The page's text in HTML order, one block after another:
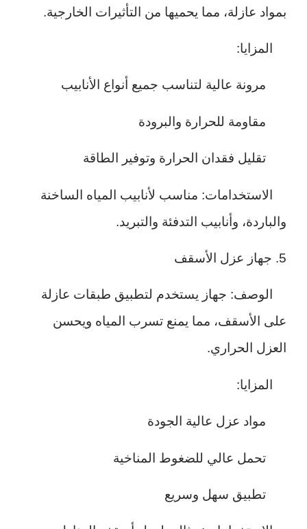
بمواد عازلة، مما يحميها من التأثيرات الخارجية.
المزايا:
مرونة عالية لتناسب جميع أنواع الأنابيب
مقاومة للحرارة والبرودة
تقليل فقدان الحرارة وتوفير الطاقة
الاستخدامات: مناسب لأنابيب المياه الساخنة
والباردة، وأنابيب التدفئة والتبريد.
5. جهاز عزل الأسقف
الوصف: جهاز يستخدم لتطبيق طبقات عازلة
على الأسقف، مما يمنع تسرب المياه ويحسن
العزل الحراري.
المزايا:
مواد عزل عالية الجودة
تحمل عالي للضغوط المناخية
تطبيق سهل وسريع